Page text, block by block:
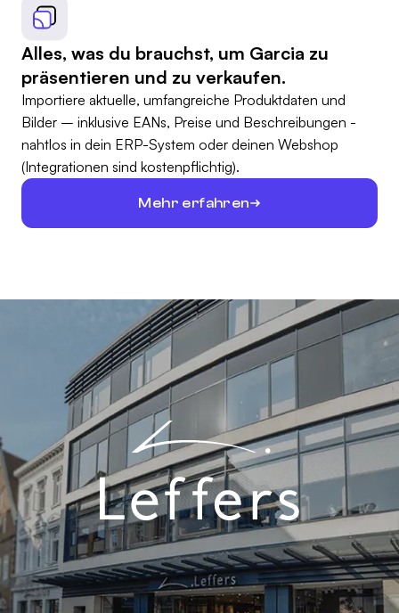
Alles, was du brauchst, um Garcia zu
präsentieren und zu verkaufen.
Importiere aktuelle, umfangreiche Produktdaten und
Bilder – inklusive EANs, Preise und Beschreibungen -
nahtlos in dein ERP-System oder deinen Webshop
(Integrationen sind kostenpflichtig).
Mehr erfahren